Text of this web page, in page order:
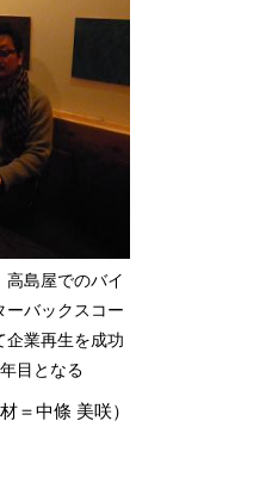
島屋でのバイ
ーバックスコー
企業再生を成功
目となる
材＝中條 美咲）